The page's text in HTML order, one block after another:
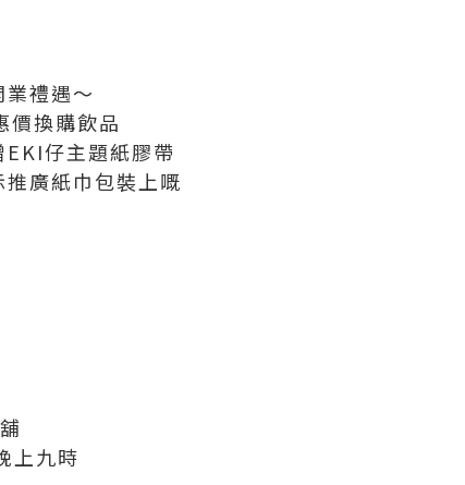
禮遇～
價換購飲品
仔主題紙膠帶
廣紙巾包裝上嘅
上九時